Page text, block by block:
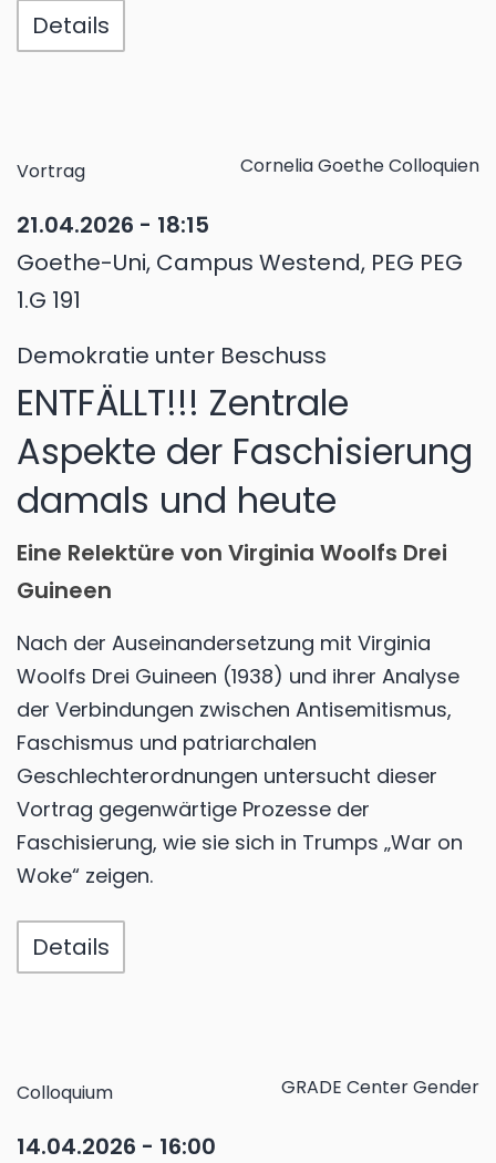
Details
Vortrag Cornelia Goethe Colloquien
21.04.2026 - 18:15
Goethe-Uni, Campus Westend, PEG PEG
1.G 191
Demokratie unter Beschuss
ENTFÄLLT!!! Zentrale
Aspekte der Faschisierung
damals und heute
Eine Relektüre von Virginia Woolfs Drei
Guineen
Nach der Auseinandersetzung mit Virginia
Woolfs Drei Guineen (1938) und ihrer Analyse
der Verbindungen zwischen Antisemitismus,
Faschismus und patriarchalen
Geschlechterordnungen untersucht dieser
Vortrag gegenwärtige Prozesse der
Faschisierung, wie sie sich in Trumps „War on
Woke“ zeigen.
Details
Colloquium GRADE Center Gender
14.04.2026 - 16:00